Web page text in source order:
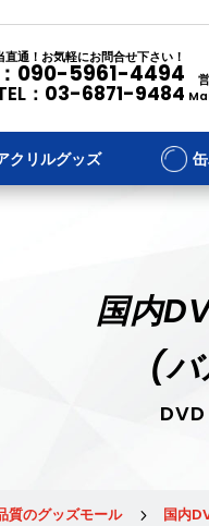
直通！お気軽にお問合せ下さい！
090-5961-4494
： 03-6871-9484
クリルグッズ
国内
(
質のグッズモール 5 国内